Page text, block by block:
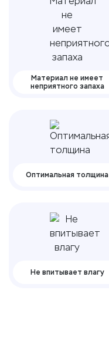
Материал не имеет
неприятного запаха
Оптимальная толщина
Не впитывает влагу